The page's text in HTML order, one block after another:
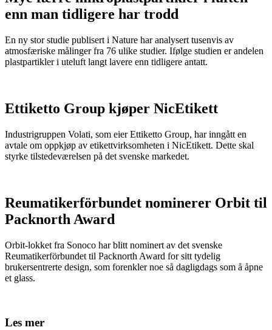
enn man tidligere har trodd
En ny stor studie publisert i Nature har analysert tusenvis av
atmosfæriske målinger fra 76 ulike studier. Ifølge studien er andelen
plastpartikler i uteluft langt lavere enn tidligere antatt.
Ettiketto Group kjøper NicEtikett
Industrigruppen Volati, som eier Ettiketto Group, har inngått en
avtale om oppkjøp av etikettvirksomheten i NicEtikett. Dette skal
styrke tilstedeværelsen på det svenske markedet.
Reumatikerförbundet nominerer Orbit til
Packnorth Award
Orbit-lokket fra Sonoco har blitt nominert av det svenske
Reumatikerförbundet til Packnorth Award for sitt tydelig
brukersentrerte design, som forenkler noe så dagligdags som å åpne
et glass.
Les mer